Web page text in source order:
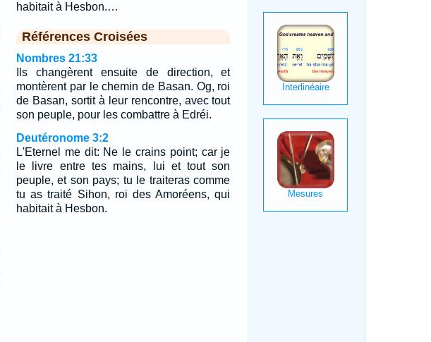
habitait à Hesbon.…
Références Croisées
Nombres 21:33
Ils changèrent ensuite de direction, et
montèrent par le chemin de Basan. Og, roi
de Basan, sortit à leur rencontre, avec tout
son peuple, pour les combattre à Edréi.
Deutéronome 3:2
L'Eternel me dit: Ne le crains point; car je
le livre entre tes mains, lui et tout son
peuple, et son pays; tu le traiteras comme
tu as traité Sihon, roi des Amoréens, qui
habitait à Hesbon.